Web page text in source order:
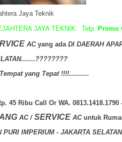
Jaya Teknik
JAYA TEKNIK. Telp. Promo Cuci
AC yang ada DI DAERAH
yang Tepat !!!!..........
45 Ribu Call Or WA. 0813.1418.1790
AC / SERVICE ACuntuk
PURI IMPERIUM - JAKARTA SELATAN